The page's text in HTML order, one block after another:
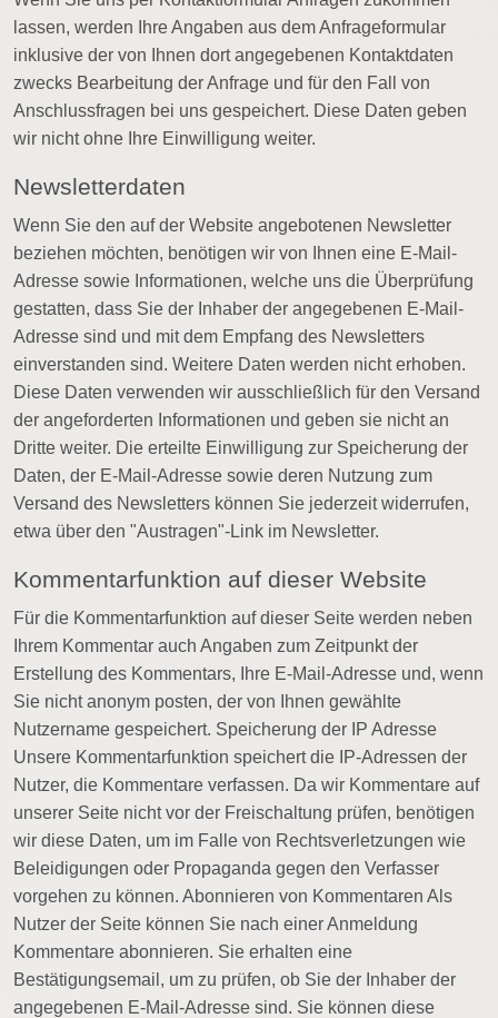
lassen, werden Ihre Angaben aus dem Anfrageformular
inklusive der von Ihnen dort angegebenen Kontaktdaten
zwecks Bearbeitung der Anfrage und für den Fall von
Anschlussfragen bei uns gespeichert. Diese Daten geben
wir nicht ohne Ihre Einwilligung weiter.
Newsletterdaten
Wenn Sie den auf der Website angebotenen Newsletter
beziehen möchten, benötigen wir von Ihnen eine E-Mail-
Adresse sowie Informationen, welche uns die Überprüfung
gestatten, dass Sie der Inhaber der angegebenen E-Mail-
Adresse sind und mit dem Empfang des Newsletters
einverstanden sind. Weitere Daten werden nicht erhoben.
Diese Daten verwenden wir ausschließlich für den Versand
der angeforderten Informationen und geben sie nicht an
Dritte weiter. Die erteilte Einwilligung zur Speicherung der
Daten, der E-Mail-Adresse sowie deren Nutzung zum
Versand des Newsletters können Sie jederzeit widerrufen,
etwa über den "Austragen"-Link im Newsletter.
Kommentarfunktion auf dieser Website
Für die Kommentarfunktion auf dieser Seite werden neben
Ihrem Kommentar auch Angaben zum Zeitpunkt der
Erstellung des Kommentars, Ihre E-Mail-Adresse und, wenn
Sie nicht anonym posten, der von Ihnen gewählte
Nutzername gespeichert. Speicherung der IP Adresse
Unsere Kommentarfunktion speichert die IP-Adressen der
Nutzer, die Kommentare verfassen. Da wir Kommentare auf
unserer Seite nicht vor der Freischaltung prüfen, benötigen
wir diese Daten, um im Falle von Rechtsverletzungen wie
Beleidigungen oder Propaganda gegen den Verfasser
vorgehen zu können. Abonnieren von Kommentaren Als
Nutzer der Seite können Sie nach einer Anmeldung
Kommentare abonnieren. Sie erhalten eine
Bestätigungsemail, um zu prüfen, ob Sie der Inhaber der
angegebenen E-Mail-Adresse sind. Sie können diese